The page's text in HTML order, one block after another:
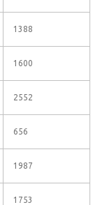
1388
1600
2552
656
1987
1753